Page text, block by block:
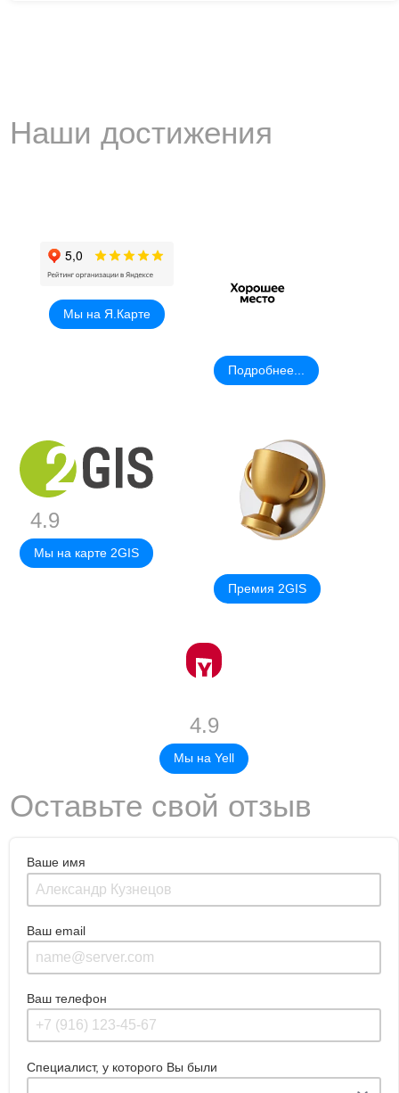
Наши достижения
Мы на Я.Карте
Подробнее...
4.9
Мы на карте 2GIS
Премия 2GIS
4.9
Мы на Yell
Оставьте свой отзыв
Ваше имя
Ваш email
Ваш телефон
Специалист, у которого Вы были